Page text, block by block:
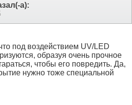
а):
под воздействием UV/LED
образуя очень прочное
чтобы его повредить. Да,
нужно тоже специальной